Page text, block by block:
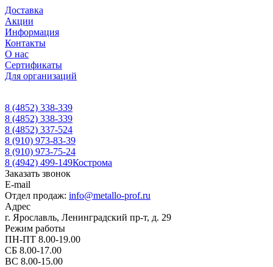
Доставка
Акции
Информация
Контакты
О нас
Сертификаты
Для организаций
8 (4852) 338-339
8 (4852) 338-339
8 (4852) 337-524
8 (910) 973-83-39
8 (910) 973-75-24
8 (4942) 499-149Кострома
Заказать звонок
E-mail
Отдел продаж: info@metallo-prof.ru
Адрес
г. Ярославль, Ленинградский пр-т, д. 29
Режим работы
ПН-ПТ 8.00-19.00
СБ 8.00-17.00
ВС 8.00-15.00